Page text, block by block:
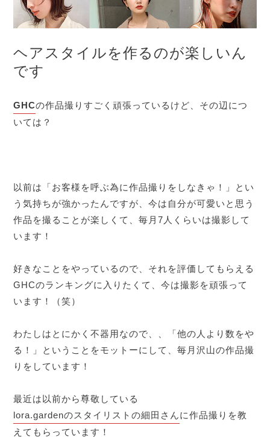
ヘアスタイルを作るのが楽しいん
です
GHCの作品撮りすごく頑張っているけど、その辺につ
いては？
以前は「お客様を呼ぶ為に作品撮りをしなきゃ！」とい
う気持ちが強かったんですが、今は自分が可愛いと思う
作品を撮ることが楽しくて、毎月7人くらいは撮影して
います！
好きなことをやっているので、それを評価してもらえる
GHCのランキングに入りたくて、今は撮影を頑張って
います！（笑）
わたしはとにかく不器用なので、、「他の人より数をや
る！」ということをモットーにして、毎月沢山の作品撮
りをしています！
最近は以前から尊敬している
lora.gardenのスタイリストの細田さんに作品撮りを教
えてもらっています！